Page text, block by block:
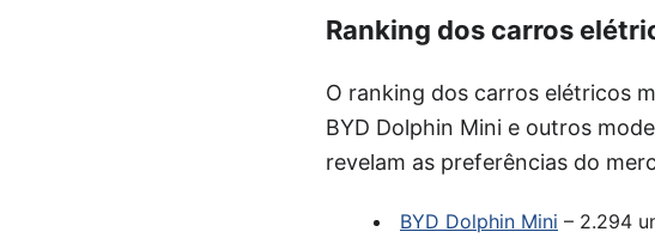
Ranking dos carros
O ranking dos carros elétricos
BYD Dolphin Mini e outros
revelam as preferências do
BYD Dolphin Mini – 2.294